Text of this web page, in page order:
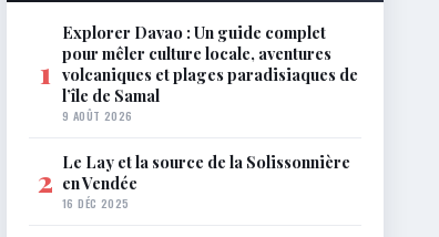
1
Explorer Davao : Un guide complet
pour mêler culture locale, aventures
volcaniques et plages paradisiaques de
l’île de Samal
9 AOÛT 2026
2 Le Lay et la source de la Solissonnière
en Vendée
16 DÉC 2025